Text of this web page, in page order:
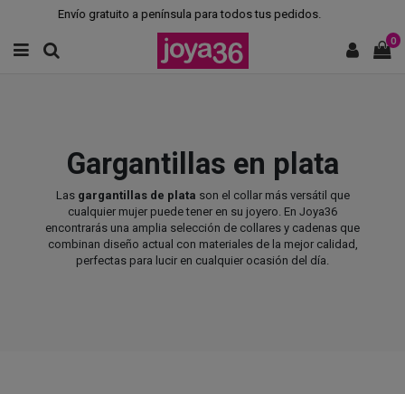
Envío gratuito a península para todos tus pedidos.
0
Gargantillas en plata
Las gargantillas de plata son el collar más versátil que
cualquier mujer puede tener en su joyero. En Joya36
encontrarás una amplia selección de collares y cadenas que
combinan diseño actual con materiales de la mejor calidad,
perfectas para lucir en cualquier ocasión del día.